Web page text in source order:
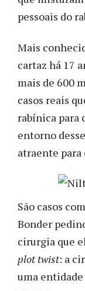
pessoais do
Mais
cartaz há 17
mais de 600
casos reais
rabínica para
entorno
atraente
São casos
Bonder
cirurgia que
plot twist: a
uma